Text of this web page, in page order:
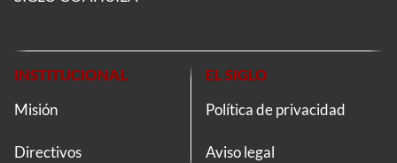
INSTITUCIONAL
Misión
Directivos
EL SIGLO
Política de privacidad
Aviso legal